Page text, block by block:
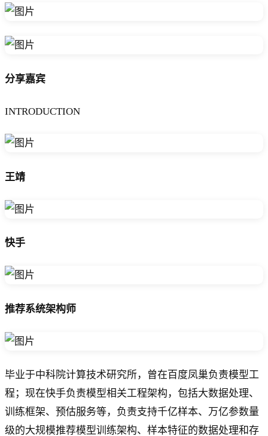
分享嘉宾
INTRODUCTION
王靖
快手
推荐系统架构师
毕业于中科院计算技术研究所，曾在百度凤巢负责模型工
程；现在快手负责模型相关工程架构，包括大数据处理、
训练框架、预估服务等，负责支持千亿样本、万亿参数量
级的大规模推荐模型训练架构、样本特征的数据处理和存